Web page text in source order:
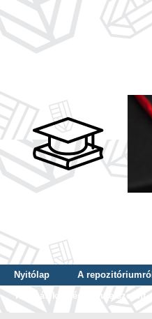
Nyitólap A repozitóriumról
Tallózás képzés szintje szerint